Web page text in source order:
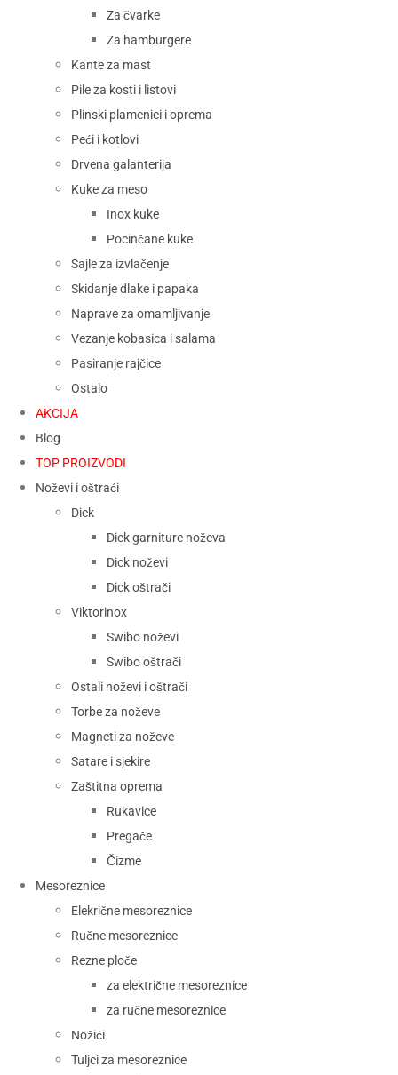
Za čvarke
Za hamburgere
Kante za mast
Pile za kosti i listovi
Plinski plamenici i oprema
Peći i kotlovi
Drvena galanterija
Kuke za meso
Inox kuke
Pocinčane kuke
Sajle za izvlačenje
Skidanje dlake i papaka
Naprave za omamljivanje
Vezanje kobasica i salama
Pasiranje rajčice
Ostalo
AKCIJA
Blog
TOP PROIZVODI
Noževi i oštraći
Dick
Dick garniture noževa
Dick noževi
Dick oštrači
Viktorinox
Swibo noževi
Swibo oštrači
Ostali noževi i oštrači
Torbe za noževe
Magneti za noževe
Satare i sjekire
Zaštitna oprema
Rukavice
Pregače
Čizme
Mesoreznice
Elekrične mesoreznice
Ručne mesoreznice
Rezne ploče
za električne mesoreznice
za ručne mesoreznice
Nožići
Tuljci za mesoreznice